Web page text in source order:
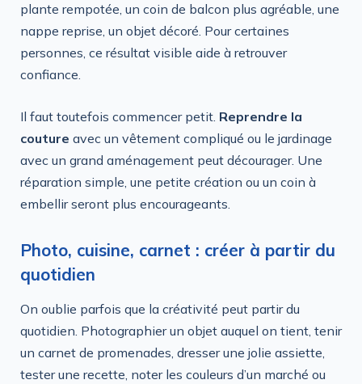
plante rempotée, un coin de balcon plus agréable, une
nappe reprise, un objet décoré. Pour certaines
personnes, ce résultat visible aide à retrouver
confiance.
Il faut toutefois commencer petit. Reprendre la
couture avec un vêtement compliqué ou le jardinage
avec un grand aménagement peut décourager. Une
réparation simple, une petite création ou un coin à
embellir seront plus encourageants.
Photo, cuisine, carnet : créer à partir du
quotidien
On oublie parfois que la créativité peut partir du
quotidien. Photographier un objet auquel on tient, tenir
un carnet de promenades, dresser une jolie assiette,
tester une recette, noter les couleurs d’un marché ou